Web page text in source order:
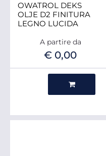
OWATROL DEKS
OLJE D2 FINITURA
LEGNO LUCIDA
A partire da
€ 0,00